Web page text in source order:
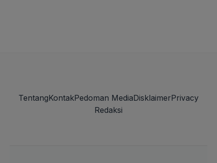
TentangKontakPedoman MediaDisklaimerPrivacy
Redaksi